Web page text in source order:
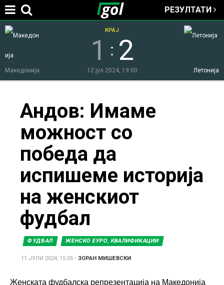
Jump to navigation
РЕЗУЛТАТИ
Македонија Летонија
1 : 2
КРАЈ
12 јул 2024, 19:00
here
Андов: Имаме
можност со
победа да
испишеме историја
на женскиот
фудбал
ФУДБАЛ ЖЕНСКО ЕУРО, КВАЛИФИКАЦИИ
11 ЈУЛИ 2024, 15:05 •ЗОРАН МИШЕВСКИ
Женската фудбалска репрезентација на Македонија